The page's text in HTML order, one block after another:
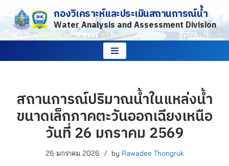
Skip
to
กองวิเคราะห์และประเมินสถานการณ์น้ำ
Water Analysis and Assessment Division
สถานการณ์ปริมาณน้ำในแหล่งน้ำ
ขนาดเล็กภาคตะวันออกเฉียงเหนือ
วันที่ 26 มกราคม 2569
26 มกราคม 2026 by Rawadee Thongruk